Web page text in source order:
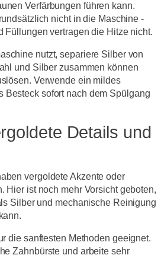
Verfärbungen führen kann.
nicht in die Maschine -
Füllungen vertragen die Hitze nicht.
nutzt, separiere Silber von
und Silber zusammen können
Verwende ein mildes
Besteck sofort nach dem Spülgang
Details und
vergoldete Akzente oder
Hier ist noch mehr Vorsicht geboten,
Silber und mechanische Reinigung
die sanftesten Methoden geeignet.
Zahnbürste und arbeite sehr